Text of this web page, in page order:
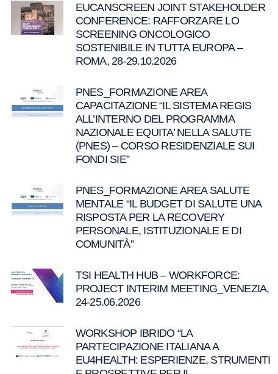
EUCANSCREEN JOINT STAKEHOLDER
CONFERENCE: RAFFORZARE LO
SCREENING ONCOLOGICO
SOSTENIBILE IN TUTTA EUROPA –
ROMA, 28-29.10.2026
PNES_FORMAZIONE AREA
CAPACITAZIONE “IL SISTEMA REGIS
ALL’INTERNO DEL PROGRAMMA
NAZIONALE EQUITA’ NELLA SALUTE
(PNES) – CORSO RESIDENZIALE SUI
FONDI SIE”
PNES_FORMAZIONE AREA SALUTE
MENTALE “IL BUDGET DI SALUTE UNA
RISPOSTA PER LA RECOVERY
PERSONALE, ISTITUZIONALE E DI
COMUNITÀ”
TSI HEALTH HUB – WORKFORCE:
PROJECT INTERIM MEETING_VENEZIA,
24-25.06.2026
WORKSHOP IBRIDO “LA
PARTECIPAZIONE ITALIANA A
EU4HEALTH: ESPERIENZE, STRUMENTI